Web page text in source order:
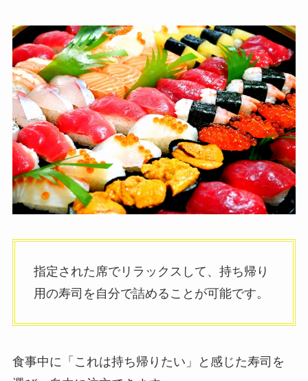
指定された席でリラックスして、持ち帰り
用の寿司を自分で詰めることが可能です。
食事中に「これは持ち帰りたい」と感じた寿司を